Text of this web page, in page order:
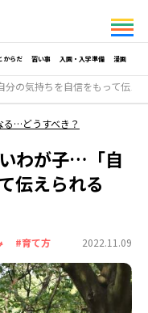
からだ 習い事 入園・入学準備 漫画
の気持ちを自信をもって伝え
る…どうすべき？
わが子…「自
伝えられる
#育て方 2022.11.09